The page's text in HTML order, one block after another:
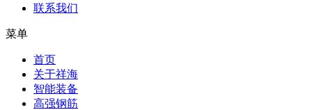
联系我们
菜单
首页
关于祥海
智能装备
高强钢筋